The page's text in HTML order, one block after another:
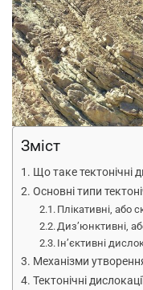
Зміст
Що таке тектонічні
Основні типи
Плікативні, або
Диз’юнктивні,
Ін’єктивні
Механізми
Тектонічні